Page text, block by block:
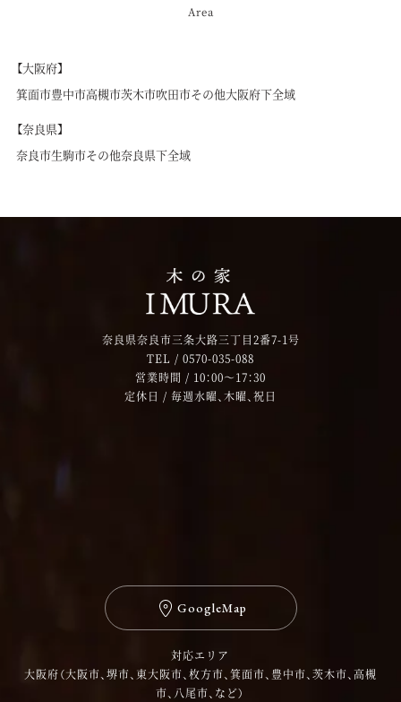
Area
【大阪府】
箕面市豊中市高槻市茨木市吹田市その他大阪府下全域
【奈良県】
奈良市生駒市その他奈良県下全域
奈良県奈良市三条大路三丁目2番7-1号
TEL / 0570-035-088
営業時間 / 10：00～17：30
定休日 / 毎週水曜、木曜、祝日
GoogleMap
対応エリア
大阪府（大阪市、堺市、東大阪市、枚方市、箕面市、豊中市、茨木市、高槻
市、八尾市、など）